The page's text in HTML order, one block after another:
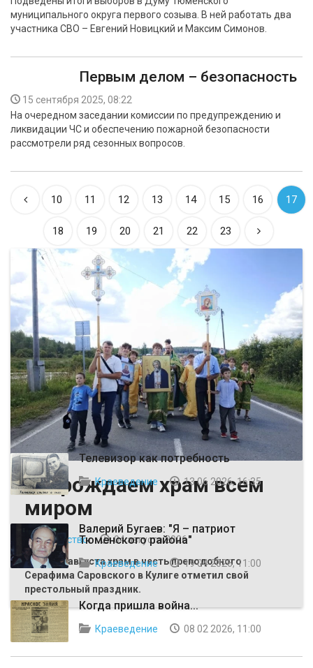
муниципального округа первого созыва. В ней работать два
участника СВО – Евгений Новицкий и Максим Симонов.
Первым делом – безопасность
15 сентября 2025, 08:22
На очередном заседании комиссии по предупреждению и
ликвидации ЧС и обеспечению пожарной безопасности
рассмотрели ряд сезонных вопросов.
10 11 12 13 14 15 16 17
18 19 20 21 22 23
Возрождаем храм всем
миром
Общество
04 августа 2026
Первого августа храм в честь преподобного
Серафима Саровского в Кулиге отметил свой
престольный праздник.
ВЫБОР РЕДАКЦИИ
Телевизор как потребность
Краеведение 13 06 2026, 16:35
Валерий Бугаев: "Я – патриот
Тюменского района"
Краеведение 19 04 2026, 11:00
Когда пришла война...
Краеведение 08 02 2026, 11:00